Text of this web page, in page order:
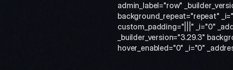
admin_label="row"
background_repeat="repeat"
custom_padding="|||" _i="0"
_builder_version="3.29.3"
hover_enabled="0" _i="0"